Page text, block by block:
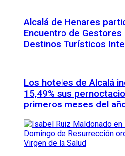
Alcalá de Henares
Encuentro de Gestores
Destinos Turísticos
Los hoteles de Alcalá
15,49% sus
primeros meses del